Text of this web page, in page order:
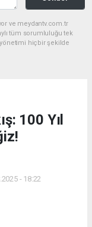
ve meydantv.com.tr
tüm sorumluluğu tek
yönetimi hiçbir şekilde
100 Yıl
- 18:22